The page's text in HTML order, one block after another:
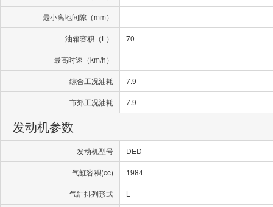
最小离地间隙（mm）
油箱容积（L） 70
最高时速（km/h）
综合工况油耗 7.9
市郊工况油耗 7.9
发动机参数
发动机型号 DED
气缸容积(cc) 1984
气缸排列形式 L